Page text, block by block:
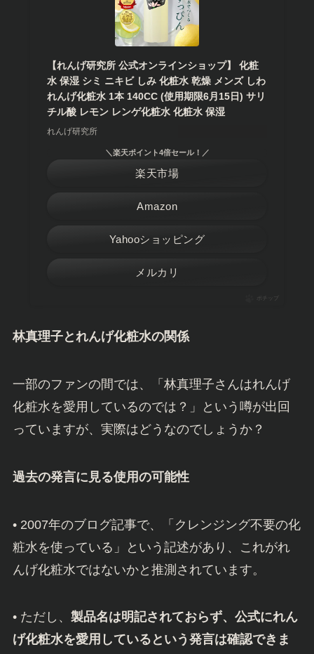
【れんげ研究所 公式オンラインショップ】 化粧
水 保湿 シミ ニキビ しみ 化粧水 乾燥 メンズ しわ
れんげ化粧水 1本 140CC (使用期限6月15日) サリ
チル酸 レモン レンゲ化粧水 化粧水 保湿
れんげ研究所
Amazon
＼楽天ポイント4倍セール！／
楽天市場
Yahooショッピング
メルカリ
ポチップ
林真理子とれんげ化粧水の関係
一部のファンの間では、「林真理子さんはれんげ
化粧水を愛用しているのでは？」という噂が出回
っていますが、実際はどうなのでしょうか？
過去の発言に見る使用の可能性
• 2007年のブログ記事で、「クレンジング不要の化
粧水を使っている」という記述があり、これがれ
んげ化粧水ではないかと推測されています。
• ただし、 製品名は明記されておらず、公式にれん
げ化粧水を愛用しているという発言は確認できま